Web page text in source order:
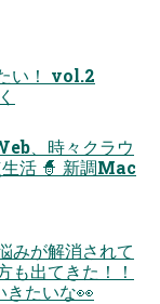
い！ vol.2
、時々クラウ
活 🧙 新調Mac
みが解消されて
も出てきた！！
きたいな👀